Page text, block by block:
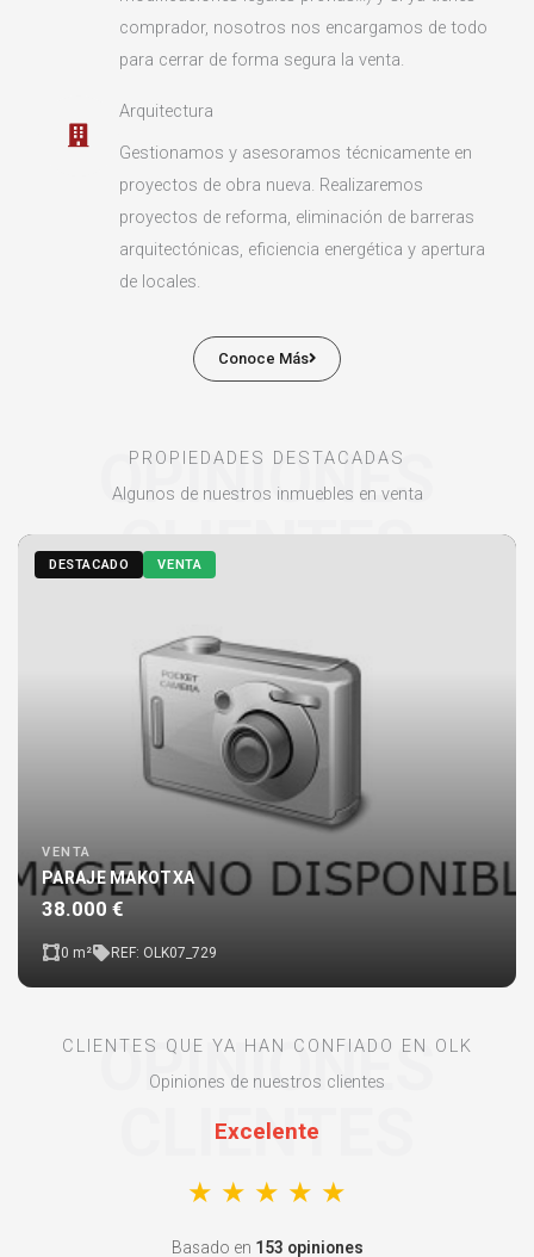
comprador, nosotros nos encargamos de todo
para cerrar de forma segura la venta.
Arquitectura
Gestionamos y asesoramos técnicamente en
proyectos de obra nueva. Realizaremos
proyectos de reforma, eliminación de barreras
arquitectónicas, eficiencia energética y apertura
de locales.
Conoce Más
OPINIONES
CLIENTES
PROPIEDADES DESTACADAS
Algunos de nuestros inmuebles en venta
DESTACADO VENTA
VENTA
PARAJE MAKOTXA
38.000 €
0 m² REF: OLK07_729
OPINIONES
CLIENTES
CLIENTES QUE YA HAN CONFIADO EN OLK
Opiniones de nuestros clientes
Excelente
Basado en 153 opiniones